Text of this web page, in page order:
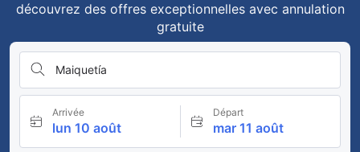
découvrez des offres exceptionnelles avec annulation
gratuite
Maiquetía
Arrivée
lun 10 août
Départ
mar 11 août